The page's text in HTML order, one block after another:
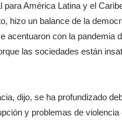
para América Latina y el
hizo un balance de la
acentuaron con la pandemia
las sociedades están
dijo, se ha profundizado
y problemas de violencia